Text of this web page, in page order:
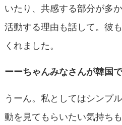
いたり、共感する部分が多
活動する理由も話して。彼
くれました。
ーーちゃんみなさんが韓国
うーん。私としてはシンプ
動を見てもらいたい気持ち